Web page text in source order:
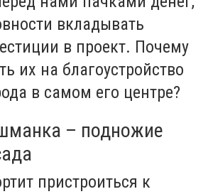
вкладывать
в проект. Почему
их на благоустройство
в самом его центре?
– подножие
пристроиться к